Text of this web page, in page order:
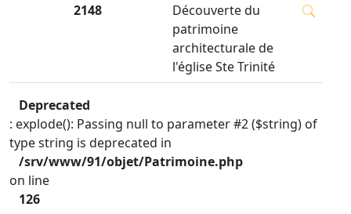
2148
Découverte du
patrimoine
architecturale de
l'église Ste Trinité
Deprecated
: explode(): Passing null to parameter #2 ($string) of
type string is deprecated in
/srv/www/91/objet/Patrimoine.php
on line
126